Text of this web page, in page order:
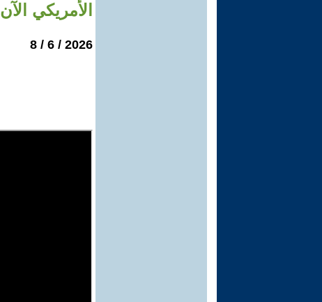
الأمريكي
2026 / 6 / 8